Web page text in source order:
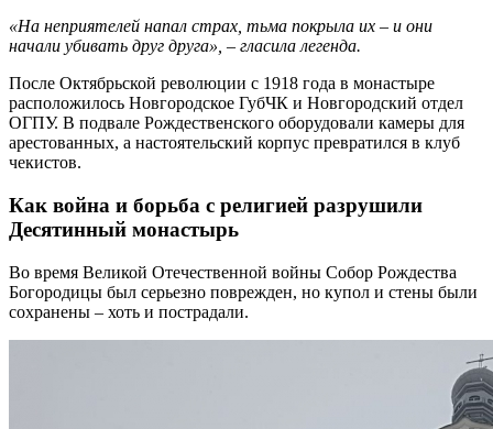
«На неприятелей напал страх, тьма покрыла их – и они
начали убивать друг друга», – гласила легенда.
После Октябрьской революции с 1918 года в монастыре
расположилось Новгородское ГубЧК и Новгородский отдел
ОГПУ. В подвале Рождественского оборудовали камеры для
арестованных, а настоятельский корпус превратился в клуб
чекистов.
Как война и борьба с религией разрушили
Десятинный монастырь
Во время Великой Отечественной войны Собор Рождества
Богородицы был серьезно поврежден, но купол и стены были
сохранены – хоть и пострадали.